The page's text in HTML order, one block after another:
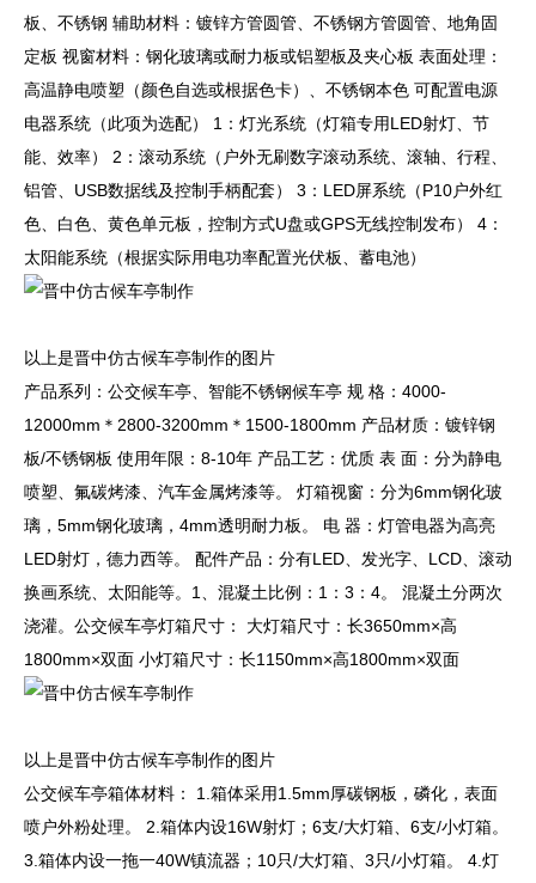
板、不锈钢 辅助材料：镀锌方管圆管、不锈钢方管圆管、地角固
定板 视窗材料：钢化玻璃或耐力板或铝塑板及夹心板 表面处理：
高温静电喷塑（颜色自选或根据色卡）、不锈钢本色 可配置电源
电器系统（此项为选配） 1：灯光系统（灯箱专用LED射灯、节
能、效率） 2：滚动系统（户外无刷数字滚动系统、滚轴、行程、
铝管、USB数据线及控制手柄配套） 3：LED屏系统（P10户外红
色、白色、黄色单元板，控制方式U盘或GPS无线控制发布） 4：
太阳能系统（根据实际用电功率配置光伏板、蓄电池）
以上是晋中仿古候车亭制作的图片
产品系列：公交候车亭、智能不锈钢候车亭 规 格：4000-
12000mm＊2800-3200mm＊1500-1800mm 产品材质：镀锌钢
板/不锈钢板 使用年限：8-10年 产品工艺：优质 表 面：分为静电
喷塑、氟碳烤漆、汽车金属烤漆等。 灯箱视窗：分为6mm钢化玻
璃，5mm钢化玻璃，4mm透明耐力板。 电 器：灯管电器为高亮
LED射灯，德力西等。 配件产品：分有LED、发光字、LCD、滚动
换画系统、太阳能等。1、混凝土比例：1：3：4。 混凝土分两次
浇灌。公交候车亭灯箱尺寸： 大灯箱尺寸：长3650mm×高
1800mm×双面 小灯箱尺寸：长1150mm×高1800mm×双面
以上是晋中仿古候车亭制作的图片
公交候车亭箱体材料： 1.箱体采用1.5mm厚碳钢板，磷化，表面
喷户外粉处理。 2.箱体内设16W射灯；6支/大灯箱、6支/小灯箱。
3.箱体内设一拖一40W镇流器；10只/大灯箱、3只/小灯箱。 4.灯